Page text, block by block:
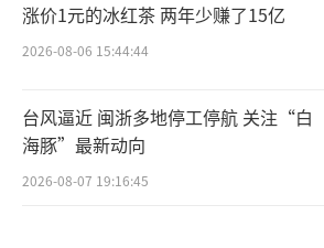
涨价1元的冰红茶 两年少赚了15亿
2026-08-06 15:44:44
台风逼近 闽浙多地停工停航 关注“白
海豚”最新动向
2026-08-07 19:16:45